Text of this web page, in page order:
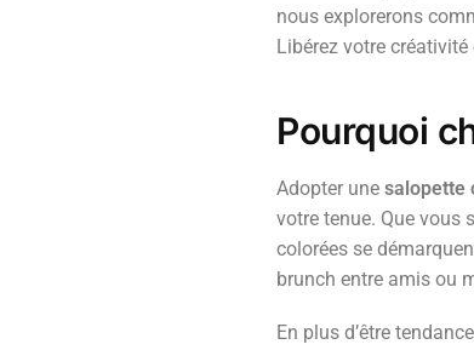
nous explorerons
Libérez votre
Pourquoi
Adopter unesalopette
votre tenue. Que vous
colorées se
brunch entre amis ou
En plus d’être